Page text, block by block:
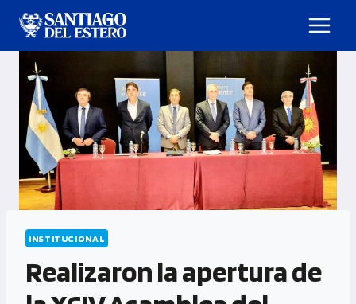
INSTITUCIONAL
Realizaron la apertura de